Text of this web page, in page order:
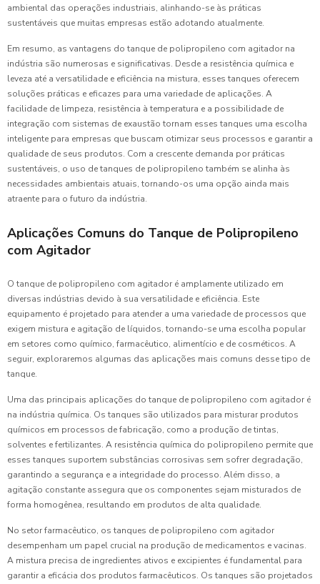
ambiental das operações industriais, alinhando-se às práticas
sustentáveis que muitas empresas estão adotando atualmente.
Em resumo, as vantagens do tanque de polipropileno com agitador na
indústria são numerosas e significativas. Desde a resistência química e
leveza até a versatilidade e eficiência na mistura, esses tanques oferecem
soluções práticas e eficazes para uma variedade de aplicações. A
facilidade de limpeza, resistência à temperatura e a possibilidade de
integração com sistemas de exaustão tornam esses tanques uma escolha
inteligente para empresas que buscam otimizar seus processos e garantir a
qualidade de seus produtos. Com a crescente demanda por práticas
sustentáveis, o uso de tanques de polipropileno também se alinha às
necessidades ambientais atuais, tornando-os uma opção ainda mais
atraente para o futuro da indústria.
Aplicações Comuns do Tanque de Polipropileno
com Agitador
O tanque de polipropileno com agitador é amplamente utilizado em
diversas indústrias devido à sua versatilidade e eficiência. Este
equipamento é projetado para atender a uma variedade de processos que
exigem mistura e agitação de líquidos, tornando-se uma escolha popular
em setores como químico, farmacêutico, alimentício e de cosméticos. A
seguir, exploraremos algumas das aplicações mais comuns desse tipo de
tanque.
Uma das principais aplicações do tanque de polipropileno com agitador é
na indústria química. Os tanques são utilizados para misturar produtos
químicos em processos de fabricação, como a produção de tintas,
solventes e fertilizantes. A resistência química do polipropileno permite que
esses tanques suportem substâncias corrosivas sem sofrer degradação,
garantindo a segurança e a integridade do processo. Além disso, a
agitação constante assegura que os componentes sejam misturados de
forma homogênea, resultando em produtos de alta qualidade.
No setor farmacêutico, os tanques de polipropileno com agitador
desempenham um papel crucial na produção de medicamentos e vacinas.
A mistura precisa de ingredientes ativos e excipientes é fundamental para
garantir a eficácia dos produtos farmacêuticos. Os tanques são projetados